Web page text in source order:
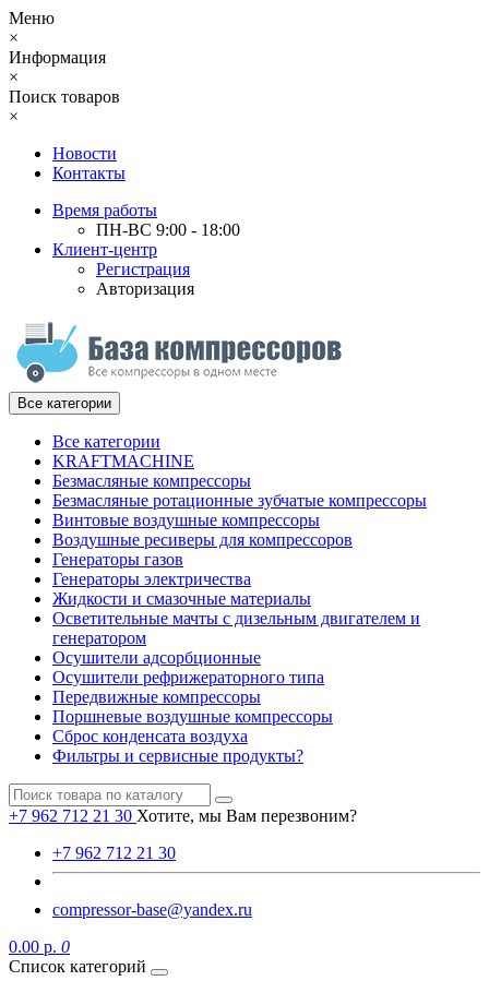
Меню
×
Информация
×
Поиск товаров
×
Новости
Контакты
Время работы
ПН-ВС 9:00 - 18:00
Клиент-центр
Регистрация
Авторизация
Все категории
Все категории
KRAFTMACHINE
Безмасляные компрессоры
Безмасляные ротационные зубчатые компрессоры
Винтовые воздушные компрессоры
Воздушные ресиверы для компрессоров
Генераторы газов
Генераторы электричества
Жидкости и смазочные материалы
Осветительные мачты с дизельным двигателем и
генератором
Осушители адсорбционные
Осушители рефрижераторного типа
Передвижные компрессоры
Поршневые воздушные компрессоры
Сброс конденсата воздуха
Фильтры и сервисные продукты?
+7 962 712 21 30 Хотите, мы Вам перезвоним?
+7 962 712 21 30
compressor-base@yandex.ru
0.00 р. 0
Список категорий